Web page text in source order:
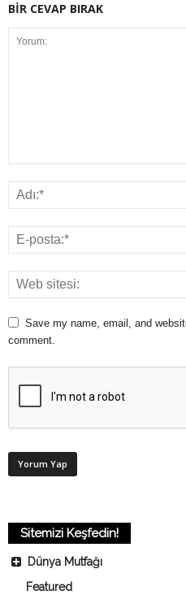
BİR CEVAP BIRAK
Save my name, email, and
comment.
Sitemizi Keşfedin!
Dünya Mutfağı
Featured